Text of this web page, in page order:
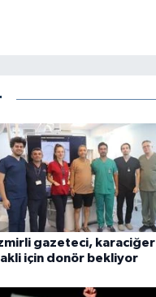
gazeteci, karaciğer
için donör bekliyor